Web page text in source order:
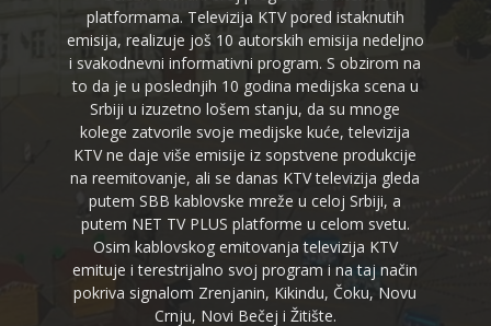
platformama. Televizija KTV pored istaknutih
emisija, realizuje još 10 autorskih emisija nedeljno
i svakodnevni informativni program. S obzirom na
to da je u poslednjih 10 godina medijska scena u
Srbiji u izuzetno lošem stanju, da su mnoge
kolege zatvorile svoje medijske kuće, televizija
KTV ne daje više emisije iz sopstvene produkcije
na reemitovanje, ali se danas KTV televizija gleda
putem SBB kablovske mreže u celoj Srbiji, a
putem NET TV PLUS platforme u celom svetu.
Osim kablovskog emitovanja televizija KTV
emituje i terestrijalno svoj program i na taj način
pokriva signalom Zrenjanin, Kikindu, Čoku, Novu
Crnju, Novi Bečej i Žitište.